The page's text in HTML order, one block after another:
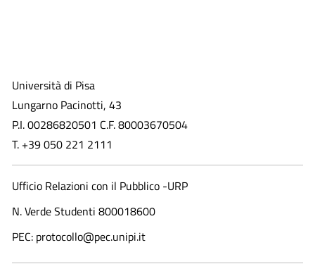
Università di Pisa
Lungarno Pacinotti, 43
P.I. 00286820501 C.F. 80003670504
T. +39 050 221 2111
Ufficio Relazioni con il Pubblico -URP
N. Verde Studenti 800018600​
PEC: protocollo@pec.unipi.it